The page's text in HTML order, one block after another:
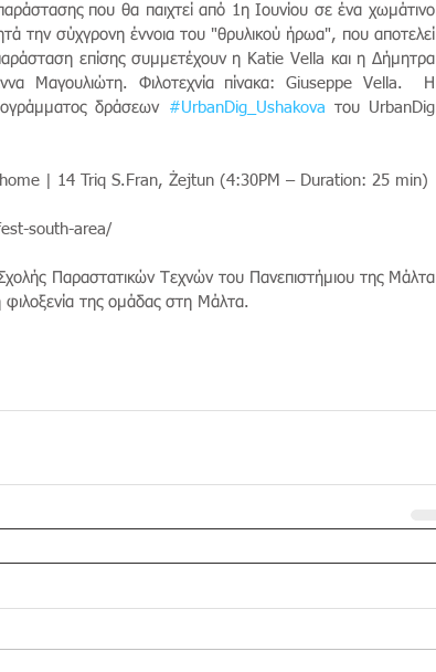
που θα παιχτεί από 1η Ιουνίου σε ένα χωμάτινο
την σύχγρονη έννοια του "θρυλικού ήρωα", που αποτελεί
επίσης συμμετέχουν η Katie Vella και η Δήμητρα
Μαγουλιώτη. Φιλοτεχνία πίνακα: Giuseppe Vella.  Η
δράσεων #UrbanDig_Ushakova του UrbanDig
| 14 Triq S.Fran, Żejtun (4:30PM – Duration: 25 min)
south-area/
Παραστατικών Τεχνών του Πανεπιστήμιου της Μάλτα
της ομάδας στη Μάλτα.